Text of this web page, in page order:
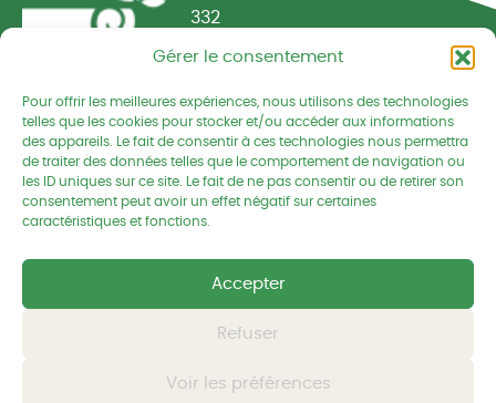
Gérer le consentement
Pour offrir les meilleures expériences, nous utilisons des technologies
telles que les cookies pour stocker et/ou accéder aux informations
des appareils. Le fait de consentir à ces technologies nous permettra
de traiter des données telles que le comportement de navigation ou
les ID uniques sur ce site. Le fait de ne pas consentir ou de retirer son
consentement peut avoir un effet négatif sur certaines
caractéristiques et fonctions.
Accepter
Refuser
Voir les préférences
332
02 96 74 75 50
cedapa@wanadoo.fr
Retrouvez-nous sur Facebook
Retrouvez-nous sur
Retrouvez-
Politique de confidentialités
© charli tango studio